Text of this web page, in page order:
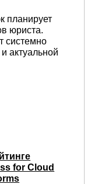
планирует
юриста.
системно
актуальной
for Cloud